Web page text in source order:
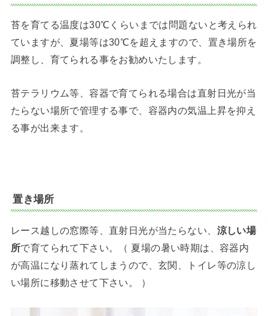
苔を育てる温度は30℃くらいまでは問題ないと考えられ
ていますが、夏場等は30℃を超えますので、置き場所を
調整し、育てられる事をお勧めいたします。
苔テラリウム等、容器で育てられる場合は直射日光が当
たらない場所で管理する事で、容器内の気温上昇を抑え
る事が出来ます。
置き場所
レース越しの窓際等、直射日光が当たらない、 涼しい場
所で育てられて下さい。（ 夏場の暑い時期は、容器内
が高温になり蒸れてしまうので、玄関、トイレ等の涼し
い場所に移動させて下さい。 ）